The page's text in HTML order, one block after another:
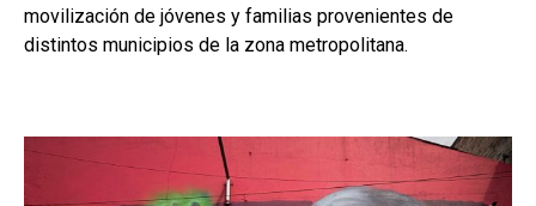
movilización de jóvenes y familias provenientes de
distintos municipios de la zona metropolitana.